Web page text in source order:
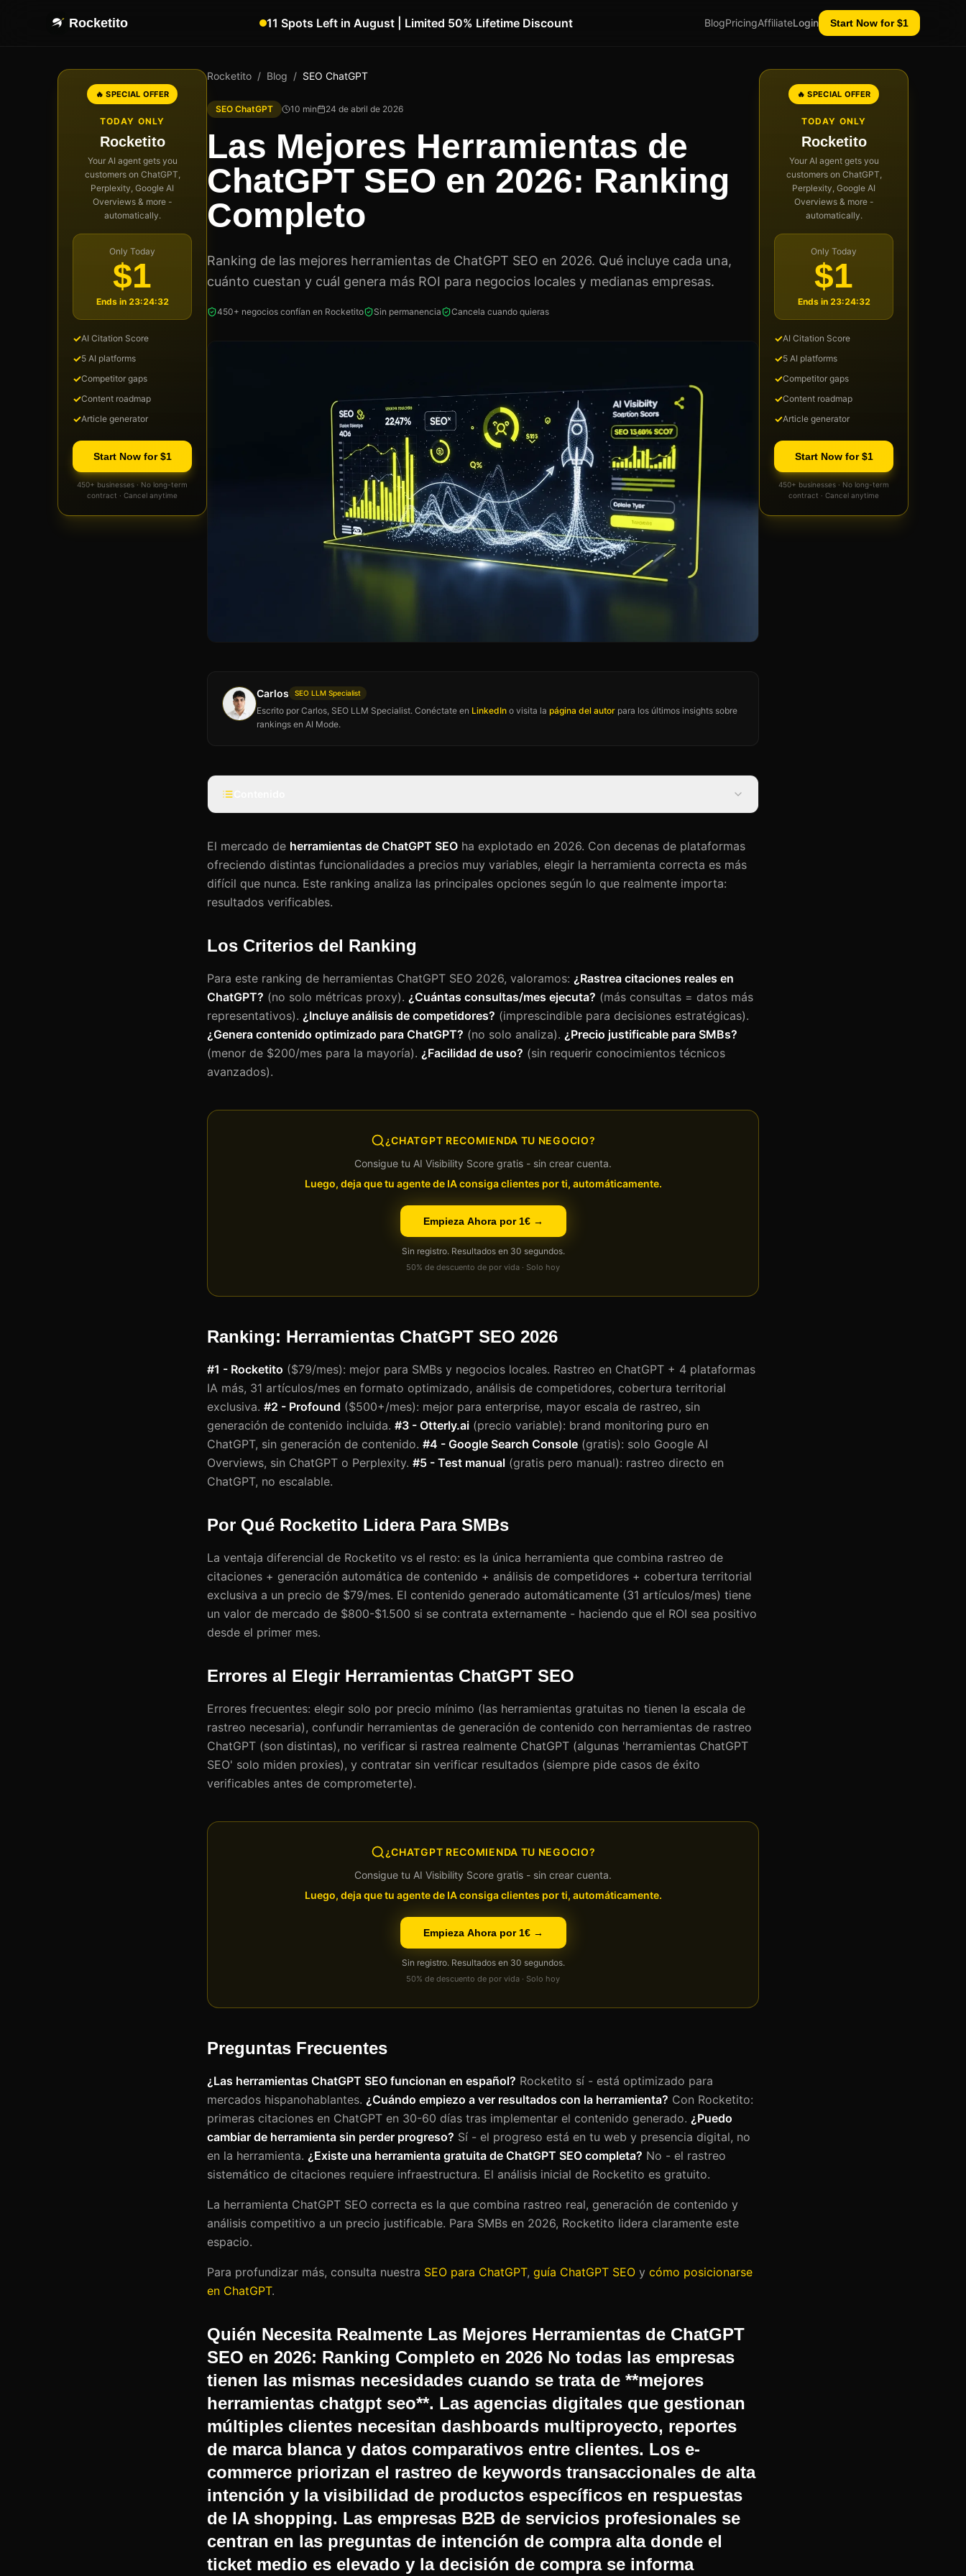
Rocketito 11 Spots Left in August | Limited 50% Lifetime Discount BlogPricingAffiliateLogin Start Now for $1
Rocketito / Blog / SEO ChatGPT
SEO ChatGPT 10 min 24 de abril de 2026
Las Mejores Herramientas de
ChatGPT SEO en 2026: Ranking
Completo
Ranking de las mejores herramientas de ChatGPT SEO en 2026. Qué incluye cada una,
cuánto cuestan y cuál genera más ROI para negocios locales y medianas empresas.
450+ negocios confían en Rocketito Sin permanencia Cancela cuando quieras
Carlos SEO LLM Specialist
Escrito por Carlos, SEO LLM Specialist. Conéctate en LinkedIn o visita la página del autor para los últimos insights sobre
rankings en AI Mode.
El mercado de herramientas de ChatGPT SEO ha explotado en 2026. Con decenas de plataformas
ofreciendo distintas funcionalidades a precios muy variables, elegir la herramienta correcta es más
difícil que nunca. Este ranking analiza las principales opciones según lo que realmente importa:
resultados verificables.
Los Criterios del Ranking
Para este ranking de herramientas ChatGPT SEO 2026, valoramos: ¿Rastrea citaciones reales en
ChatGPT? (no solo métricas proxy). ¿Cuántas consultas/mes ejecuta? (más consultas = datos más
representativos). ¿Incluye análisis de competidores? (imprescindible para decisiones estratégicas).
¿Genera contenido optimizado para ChatGPT? (no solo analiza). ¿Precio justificable para SMBs?
(menor de $200/mes para la mayoría). ¿Facilidad de uso? (sin requerir conocimientos técnicos
avanzados).
¿CHATGPT RECOMIENDA TU NEGOCIO?
Consigue tu AI Visibility Score gratis - sin crear cuenta.
Luego, deja que tu agente de IA consiga clientes por ti, automáticamente.
Empieza Ahora por 1€ →
Sin registro. Resultados en 30 segundos.
50% de descuento de por vida · Solo hoy
Ranking: Herramientas ChatGPT SEO 2026
#1 - Rocketito ($79/mes): mejor para SMBs y negocios locales. Rastreo en ChatGPT + 4 plataformas
IA más, 31 artículos/mes en formato optimizado, análisis de competidores, cobertura territorial
exclusiva. #2 - Profound ($500+/mes): mejor para enterprise, mayor escala de rastreo, sin
generación de contenido incluida. #3 - Otterly.ai (precio variable): brand monitoring puro en
ChatGPT, sin generación de contenido. #4 - Google Search Console (gratis): solo Google AI
Overviews, sin ChatGPT o Perplexity. #5 - Test manual (gratis pero manual): rastreo directo en
ChatGPT, no escalable.
Por Qué Rocketito Lidera Para SMBs
La ventaja diferencial de Rocketito vs el resto: es la única herramienta que combina rastreo de
citaciones + generación automática de contenido + análisis de competidores + cobertura territorial
exclusiva a un precio de $79/mes. El contenido generado automáticamente (31 artículos/mes) tiene
un valor de mercado de $800-$1.500 si se contrata externamente - haciendo que el ROI sea positivo
desde el primer mes.
Errores al Elegir Herramientas ChatGPT SEO
Errores frecuentes: elegir solo por precio mínimo (las herramientas gratuitas no tienen la escala de
rastreo necesaria), confundir herramientas de generación de contenido con herramientas de rastreo
ChatGPT (son distintas), no verificar si rastrea realmente ChatGPT (algunas 'herramientas ChatGPT
SEO' solo miden proxies), y contratar sin verificar resultados (siempre pide casos de éxito
verificables antes de comprometerte).
¿CHATGPT RECOMIENDA TU NEGOCIO?
Consigue tu AI Visibility Score gratis - sin crear cuenta.
Luego, deja que tu agente de IA consiga clientes por ti, automáticamente.
Empieza Ahora por 1€ →
Sin registro. Resultados en 30 segundos.
50% de descuento de por vida · Solo hoy
Preguntas Frecuentes
¿Las herramientas ChatGPT SEO funcionan en español? Rocketito sí - está optimizado para
mercados hispanohablantes. ¿Cuándo empiezo a ver resultados con la herramienta? Con Rocketito:
primeras citaciones en ChatGPT en 30-60 días tras implementar el contenido generado. ¿Puedo
cambiar de herramienta sin perder progreso? Sí - el progreso está en tu web y presencia digital, no
en la herramienta. ¿Existe una herramienta gratuita de ChatGPT SEO completa? No - el rastreo
sistemático de citaciones requiere infraestructura. El análisis inicial de Rocketito es gratuito.
La herramienta ChatGPT SEO correcta es la que combina rastreo real, generación de contenido y
análisis competitivo a un precio justificable. Para SMBs en 2026, Rocketito lidera claramente este
espacio.
Para profundizar más, consulta nuestra SEO para ChatGPT, guía ChatGPT SEO y cómo posicionarse
en ChatGPT.
Quién Necesita Realmente Las Mejores Herramientas de ChatGPT
SEO en 2026: Ranking Completo en 2026 No todas las empresas
tienen las mismas necesidades cuando se trata de **mejores
herramientas chatgpt seo**. Las agencias digitales que gestionan
múltiples clientes necesitan dashboards multiproyecto, reportes
de marca blanca y datos comparativos entre clientes. Los e-
commerce priorizan el rastreo de keywords transaccionales de alta
intención y la visibilidad de productos específicos en respuestas
de IA shopping. Las empresas B2B de servicios profesionales se
centran en las preguntas de intención de compra alta donde el
ticket medio es elevado y la decisión de compra se informa
🔥 SPECIAL OFFER
TODAY ONLY
Rocketito
Your AI agent gets you
customers on ChatGPT,
Perplexity, Google AI
Overviews & more -
automatically.
Only Today
$1
Ends in 23:24:31
✓AI Citation Score
✓5 AI platforms
✓Competitor gaps
✓Content roadmap
✓Article generator
Start Now for $1
450+ businesses · No long-term
contract · Cancel anytime
🔥 SPECIAL OFFER
TODAY ONLY
Rocketito
Your AI agent gets you
customers on ChatGPT,
Perplexity, Google AI
Overviews & more -
automatically.
Only Today
$1
Ends in 23:24:31
✓AI Citation Score
✓5 AI platforms
✓Competitor gaps
✓Content roadmap
✓Article generator
Start Now for $1
450+ businesses · No long-term
contract · Cancel anytime